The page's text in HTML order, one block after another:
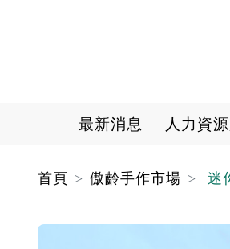
Main
最新消息 人力資
首頁 傲齡手作市場 迷